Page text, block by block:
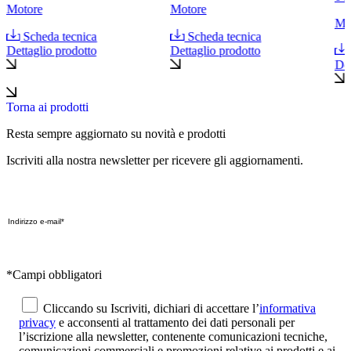
Motore
Scheda tecnica
Dettaglio prodotto
Motore
Scheda tecnica
Dettaglio prodotto
Torna ai prodotti
Resta sempre aggiornato su novità e prodotti
Iscriviti alla nostra newsletter per ricevere gli aggiornamenti.
*Campi obbligatori
Cliccando su Iscriviti, dichiari di accettare l’informativa
privacy e acconsenti al trattamento dei dati personali per
l’iscrizione alla newsletter, contenente comunicazioni tecniche,